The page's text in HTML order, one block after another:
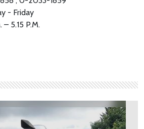
- Friday
5.15 P.M.